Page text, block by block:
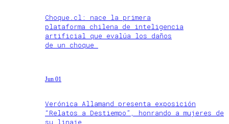
Choque.cl: nace la primera
plataforma chilena de inteligencia
artificial que evalúa los daños
de un choque
Jun 01
Verónica Allamand presenta exposición
“Relatos a Destiempo”, honrando a mujeres de
su linaje